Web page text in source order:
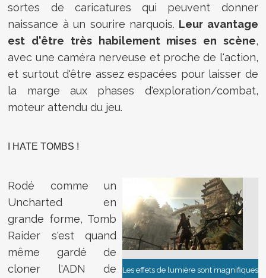
sortes de caricatures qui peuvent donner
naissance à un sourire narquois. Leur avantage
est d'être très habilement mises en scène,
avec une caméra nerveuse et proche de l'action,
et surtout d'être assez espacées pour laisser de
la marge aux phases d'exploration/combat,
moteur attendu du jeu.
I HATE TOMBS !
Les effets de lumière sont magnifiques
Rodé comme un
Uncharted en
grande forme, Tomb
Raider s'est quand
même gardé de
cloner l'ADN de